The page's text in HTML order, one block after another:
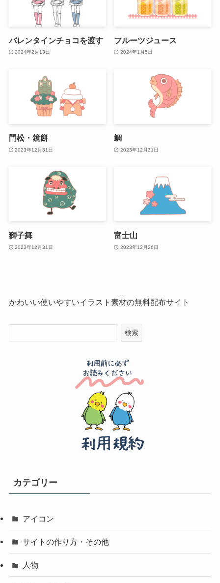
バレンタインチョコを渡す
2024年2月13日
フルーツジュース
2024年1月5日
門松・鏡餅
2023年12月31日
鯛
2023年12月31日
獅子舞
2023年12月31日
富士山
2023年12月26日
かわいい使いやすいイラスト素材の無料配布サイト
検索
カテゴリー
アイコン
サイトの作り方・その他
人物